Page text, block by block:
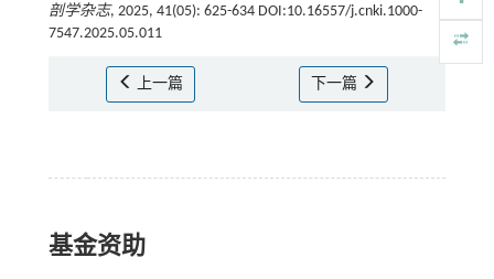
剖学杂志, 2025, 41(05): 625-634 DOI:10.16557/j.cnki.1000-
7547.2025.05.011
上一篇 下一篇
基金资助